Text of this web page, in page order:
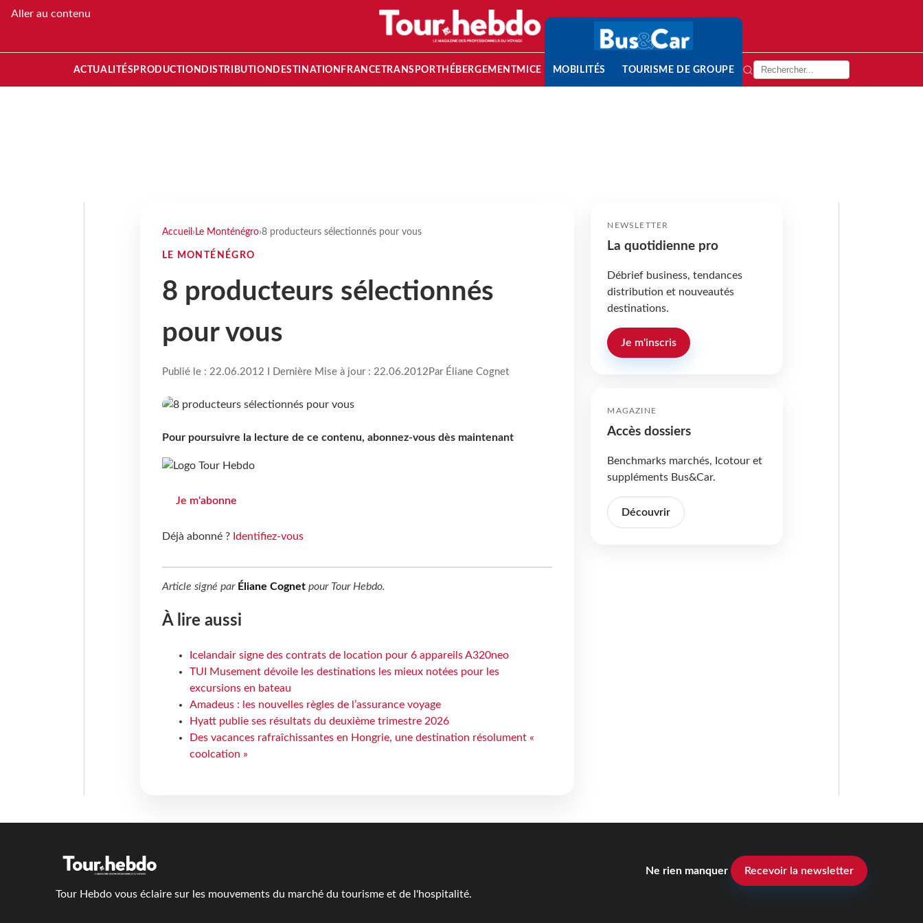
Aller au contenu
ACTUALITÉS PRODUCTION DISTRIBUTION DESTINATION FRANCETRANSPORT HÉBERGEMENTMICE MOBILITÉS TOURISME DE GROUPE
Accueil › Le Monténégro›8 producteurs sélectionnés pour vous
LE MONTÉNÉGRO
8 producteurs sélectionnés
pour vous
Publié le : 22.06.2012 I Dernière Mise à jour : 22.06.2012 Par Éliane Cognet
Pour poursuivre la lecture de ce contenu, abonnez-vous dès maintenant
Je m'abonne
Déjà abonné ? Identifiez-vous
Article signé par Éliane Cognetpour Tour Hebdo.
À lire aussi
Icelandair signe des contrats de location pour 6 appareils A320neo
TUI Musement dévoile les destinations les mieux notées pour les
excursions en bateau
Amadeus : les nouvelles règles de l’assurance voyage
Hyatt publie ses résultats du deuxième trimestre 2026
Des vacances rafraîchissantes en Hongrie, une destination résolument «
coolcation »
NEWSLETTER
La quotidienne pro
Débrief business, tendances
distribution et nouveautés
destinations.
Je m'inscris
MAGAZINE
Accès dossiers
Benchmarks marchés, Icotour et
suppléments Bus&Car.
Découvrir
Tour Hebdo vous éclaire sur les mouvements du marché du tourisme et de l'hospitalité.
Ne rien manquer Recevoir la newsletter